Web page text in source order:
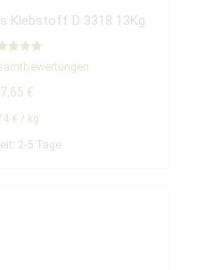
Klebstoff D 3318 13Kg
mit
5.00
€
€ / kg
2-5 Tage